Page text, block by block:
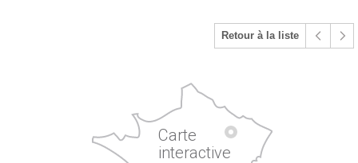
Retour à la liste
Carte
interactive